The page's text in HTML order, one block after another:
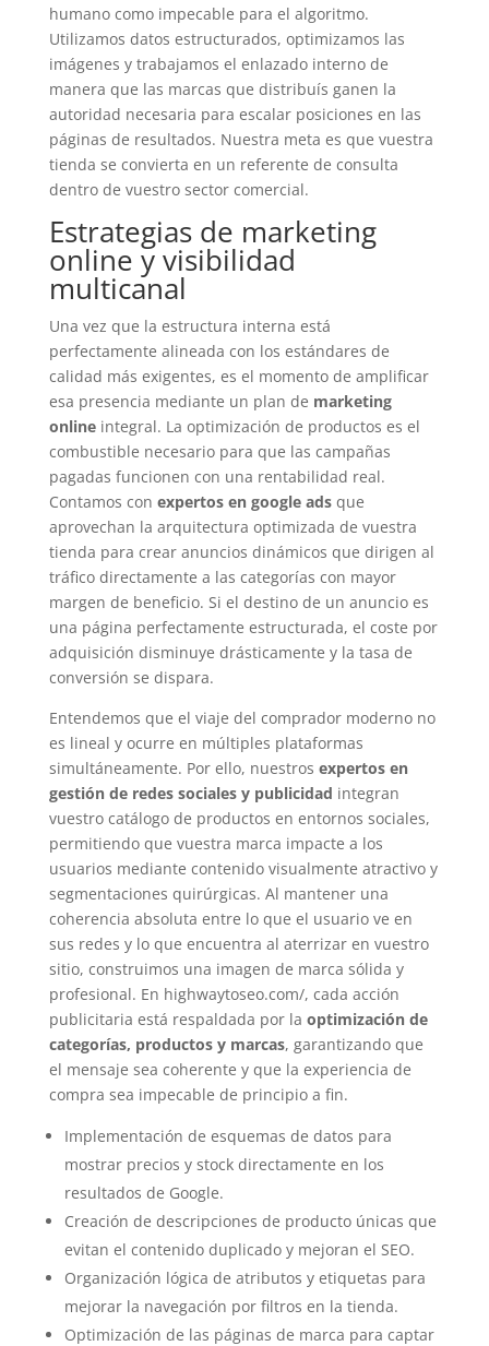
humano como impecable para el algoritmo.
Utilizamos datos estructurados, optimizamos las
imágenes y trabajamos el enlazado interno de
manera que las marcas que distribuís ganen la
autoridad necesaria para escalar posiciones en las
páginas de resultados. Nuestra meta es que vuestra
tienda se convierta en un referente de consulta
dentro de vuestro sector comercial.
Estrategias de marketing
online y visibilidad
multicanal
Una vez que la estructura interna está
perfectamente alineada con los estándares de
calidad más exigentes, es el momento de amplificar
esa presencia mediante un plan de marketing
onlineintegral. La optimización de productos es el
combustible necesario para que las campañas
pagadas funcionen con una rentabilidad real.
Contamos con expertos en google adsque
aprovechan la arquitectura optimizada de vuestra
tienda para crear anuncios dinámicos que dirigen al
tráfico directamente a las categorías con mayor
margen de beneficio. Si el destino de un anuncio es
una página perfectamente estructurada, el coste por
adquisición disminuye drásticamente y la tasa de
conversión se dispara.
Entendemos que el viaje del comprador moderno no
es lineal y ocurre en múltiples plataformas
simultáneamente. Por ello, nuestros expertos en
gestión de redes sociales y publicidad integran
vuestro catálogo de productos en entornos sociales,
permitiendo que vuestra marca impacte a los
usuarios mediante contenido visualmente atractivo y
segmentaciones quirúrgicas. Al mantener una
coherencia absoluta entre lo que el usuario ve en
sus redes y lo que encuentra al aterrizar en vuestro
sitio, construimos una imagen de marca sólida y
profesional. En highwaytoseo.com/, cada acción
publicitaria está respaldada por la optimización de
categorías, productos y marcas, garantizando que
el mensaje sea coherente y que la experiencia de
compra sea impecable de principio a fin.
Implementación de esquemas de datos para
mostrar precios y stock directamente en los
resultados de Google.
Creación de descripciones de producto únicas que
evitan el contenido duplicado y mejoran el SEO.
Organización lógica de atributos y etiquetas para
mejorar la navegación por filtros en la tienda.
Optimización de las páginas de marca para captar